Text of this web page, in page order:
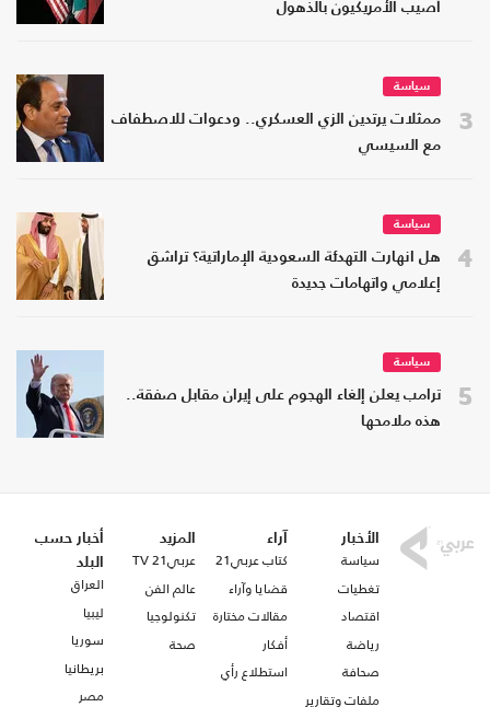
أصيب الأمريكيون بالذهول
3
سياسة
ممثلات يرتدين الزي العسكري.. ودعوات للاصطفاف
مع السيسي
4
سياسة
هل انهارت التهدئة السعودية الإماراتية؟ تراشق
إعلامي واتهامات جديدة
5
سياسة
ترامب يعلن إلغاء الهجوم على إيران مقابل صفقة..
هذه ملامحها
الأخبار
سياسة
تغطيات
اقتصاد
رياضة
صحافة
ملفات وتقارير
آراء
كتاب عربي21
قضايا وآراء
مقالات مختارة
أفكار
استطلاع رأي
المزيد
عربي21 TV
عالم الفن
تكنولوجيا
صحة
أخبار حسب
البلد
العراق
ليبيا
سوريا
بريطانيا
مصر